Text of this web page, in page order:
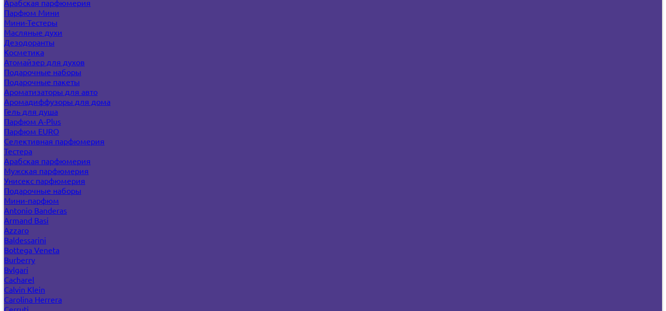
Арабская парфюмерия
Парфюм Мини
Мини-Тестеры
Масляные духи
Дезодоранты
Косметика
Атомайзер для духов
Подарочные наборы
Подарочные пакеты
Ароматизаторы для авто
Аромадиффузоры для дома
Гель для душа
Парфюм A-Plus
Парфюм EURO
Селективная парфюмерия
Тестера
Арабская парфюмерия
Мужская парфюмерия
Унисекс парфюмерия
Подарочные наборы
Мини-парфюм
Antonio Banderas
Armand Basi
Azzaro
Baldessarini
Bottega Veneta
Burberry
Bvlgari
Cacharel
Calvin Klein
Carolina Herrera
Cerruti